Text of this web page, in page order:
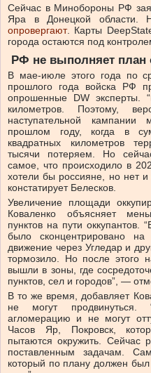
Сейчас в Минобороны РФ
Яра в Донецкой области.
опровергают. Карты
города остаются под
РФ не выполняет план
В мае-июле этого года по
прошлого года войска РФ
опрошенные DW эксперты.
километров. Поэтому,
наступательной
прошлом году, когда в
квадратных километров
тысячи потеряем. Но
самое, что происходило в
хотели бы россияне, но нет
констатирует Белесков.
Увеличение площади
Коваленко объясняет
пунктов на пути оккупантов.
было сконцентрировано
движение через Угледар и
тормозило. Но после этого
вышли в зоны, где
пунктов, сел и городов”, —
В то же время, добавляет
не могут
агломерацию и не могут
Часов Яр, Покровск,
пытаются окружить. Сейчас
поставленным задачам.
который по плану должен